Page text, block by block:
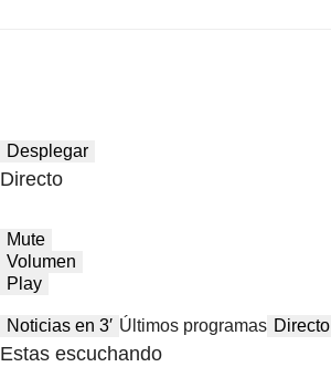
Desplegar
Directo
Mute
Volumen
Play
Noticias en 3′ Últimos programas Directo
Estas escuchando